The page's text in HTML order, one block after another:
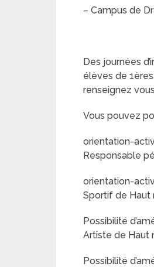
– Campus de
Des journées
élèves de
renseignez
Vous pouvez
orientation-
Responsable
orientation-
Sportif de Haut
Possibilité
Artiste de Haut
Possibilité